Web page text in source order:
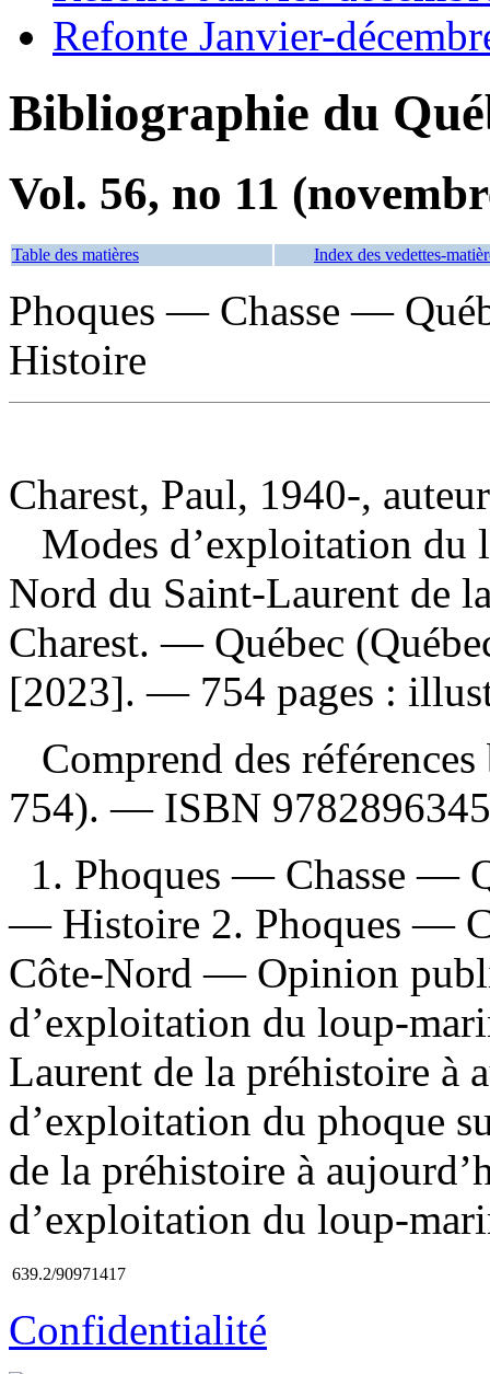
Refonte Janvier-
Bibliographie du
Vol. 56, no 11
Table des matières Index des vedettes-
Phoques — Chasse —
Histoire
Charest, Paul, 1940-, auteur
Modes d’exploitation du
Nord du Saint-Laurent de
Charest. — Québec
[2023]. — 754 pages :
Comprend des
754). — ISBN
1. Phoques — Chasse —
— Histoire 2. Phoques —
Côte-Nord — Opinion
d’exploitation du loup-
Laurent de la préhistoire à
d’exploitation du phoque
de la préhistoire à
d’exploitation du loup-
639.2/90971417
Confidentialité